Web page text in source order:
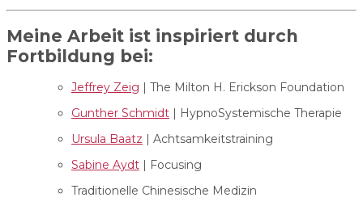
Meine Arbeit ist inspiriert durch
Fortbildung bei:
Jeffrey Zeig | The Milton H. Erickson Foundation
Gunther Schmidt | HypnoSystemische Therapie
Ursula Baatz | Achtsamkeitstraining
Sabine Aydt | Focusing
Traditionelle Chinesische Medizin